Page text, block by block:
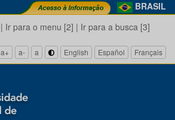
BRASIL
| Ir para o menu [2] | Ir para a busca [3]
a+ a- a English Español Français